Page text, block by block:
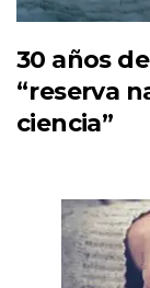
30 años
“reserva
ciencia”